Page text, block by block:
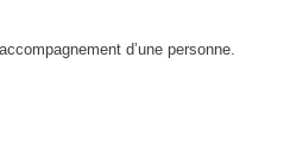
d’une personne.